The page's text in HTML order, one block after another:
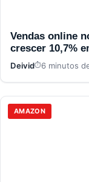
Vendas online
crescer 10,7%
Deivid 6 minutos
AMAZON